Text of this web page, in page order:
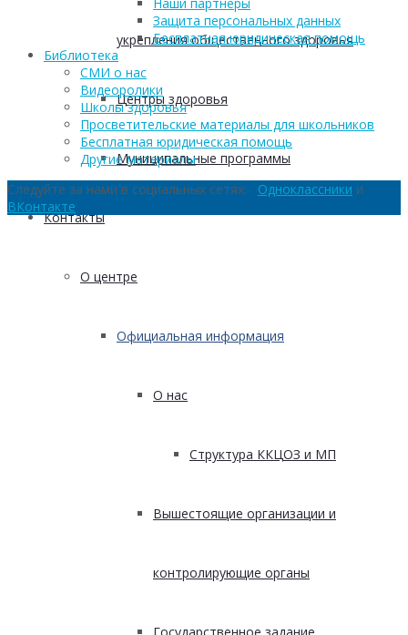
укрепления общественного здоровья
Центры здоровья
Муниципальные программы
Контакты
О центре
Официальная информация
О нас
Структура ККЦОЗ и МП
Вышестоящие организации и
контролирующие органы
Защита персональных данных
Бесплатная юридическая помощь
Библиотека
СМИ о нас
Видеоролики
Школы здоровья
Просветительские материалы для школьников
Бесплатная юридическая помощь
Другие материалы
Следуйте за нами в социальных сетях: Одноклассники и
ВКонтакте